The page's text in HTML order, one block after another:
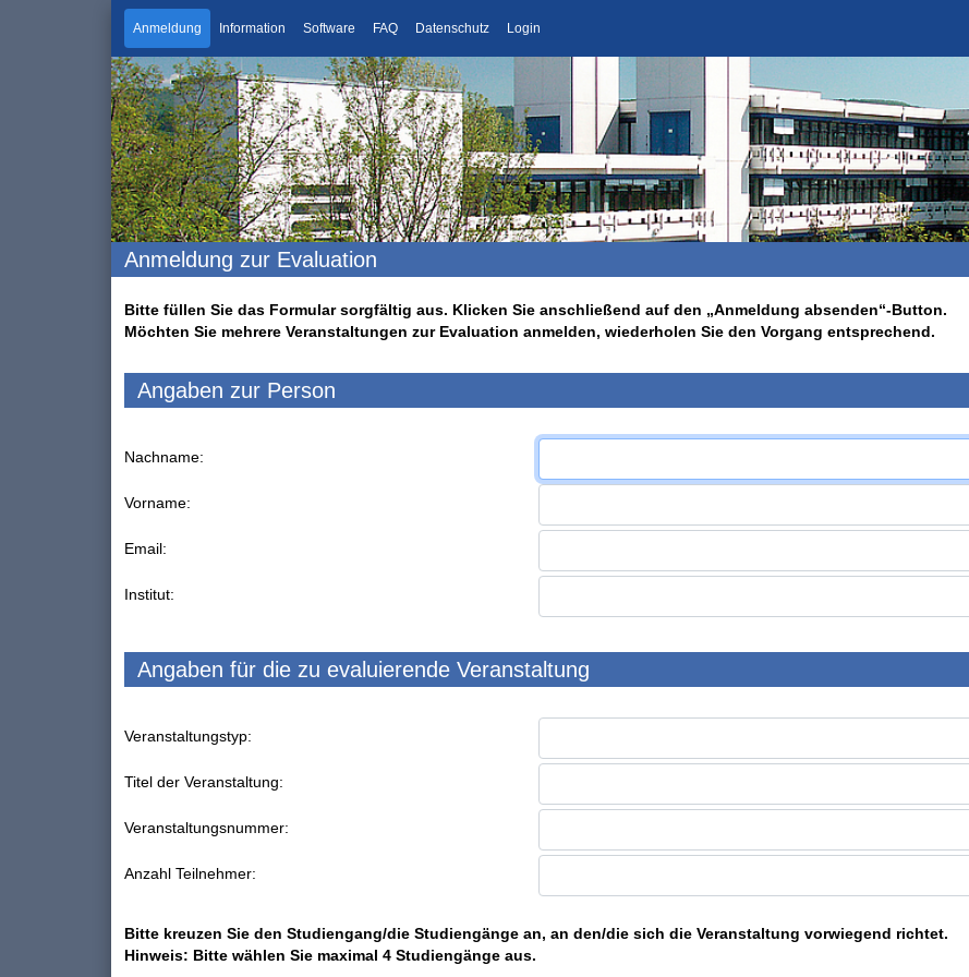
Anmeldung Information Software FAQ Datenschutz Login
Anmeldung zur Evaluation
Bitte füllen Sie das Formular sorgfältig aus. Klicken Sie anschließend auf den „Anmeldung absenden“-Button.
Möchten Sie mehrere Veranstaltungen zur Evaluation anmelden, wiederholen Sie den Vorgang entsprechend.
Angaben zur Person
Nachname:
Vorname:
Email:
Institut:
Angaben für die zu evaluierende Veranstaltung
Veranstaltungstyp:
Titel der Veranstaltung:
Veranstaltungsnummer:
Anzahl Teilnehmer:
Bitte kreuzen Sie den Studiengang/die Studiengänge an, an den/die sich die Veranstaltung vorwiegend richtet.
Hinweis: Bitte wählen Sie maximal 4 Studiengänge aus.